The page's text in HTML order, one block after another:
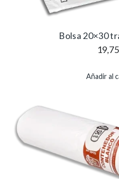
Bolsa 20×30
19,75
Añadir al